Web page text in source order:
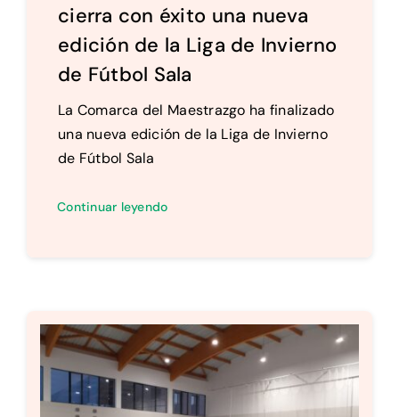
cierra con éxito una nueva
edición de la Liga de Invierno
de Fútbol Sala
La Comarca del Maestrazgo ha finalizado
una nueva edición de la Liga de Invierno
de Fútbol Sala
Continuar leyendo